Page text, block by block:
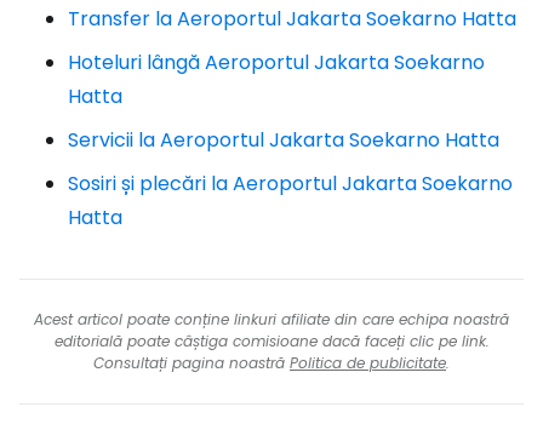
Transfer la Aeroportul Jakarta Soekarno Hatta
Hoteluri lângă Aeroportul Jakarta Soekarno
Hatta
Servicii la Aeroportul Jakarta Soekarno Hatta
Sosiri și plecări la Aeroportul Jakarta Soekarno
Hatta
Acest articol poate conține linkuri afiliate din care echipa noastră
editorială poate câștiga comisioane dacă faceți clic pe link.
Consultați pagina noastră Politica de publicitate.